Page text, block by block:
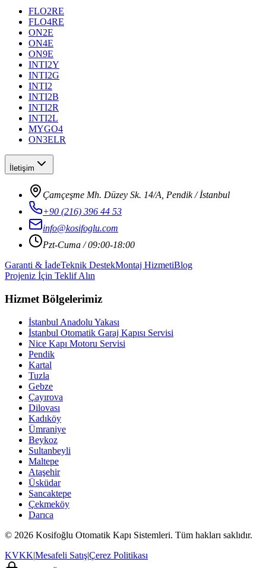
FLO2RE
FLO4RE
ON2E
ON4E
ON9E
INTI2Y
INTI2G
INTI2
INTI2B
INTI2R
INTI2L
MYGO4
ON3ELR
İletişim
Çamçeşme Mh. Düzey Sk. 14/A, Pendik / İstanbul
+90 (216) 396 44 53
info@kosifoglu.com
Pzt-Cuma / 09:00-18:00
Garanti & İadeTeknik DestekMontaj HizmetiBlog
Projeniz İçin Teklif Alın
Hizmet Bölgelerimiz
İstanbul Anadolu Yakası
İstanbul Otomatik Garaj Kapısı Servisi
Nice Kapı Motoru Servisi
Pendik
Kartal
Tuzla
Gebze
Çayırova
Dilovası
Kadıköy
Ümraniye
Beykoz
Sultanbeyli
Maltepe
Ataşehir
Üsküdar
Sancaktepe
Çekmeköy
Darıca
© 2026 Kosifoğlu Otomatik Kapı Sistemleri. Tüm hakları saklıdır.
KVKK|Mesafeli Satış|Çerez Politikası